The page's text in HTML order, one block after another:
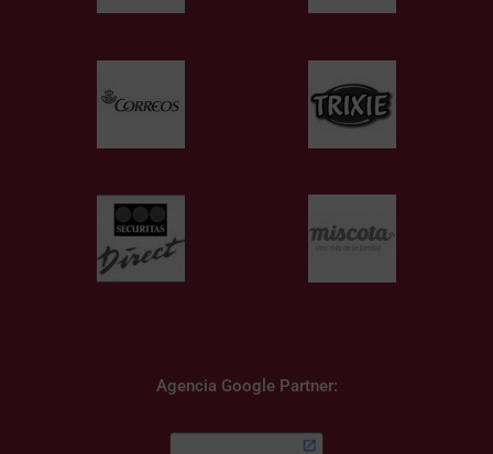
Agencia Google Partner: